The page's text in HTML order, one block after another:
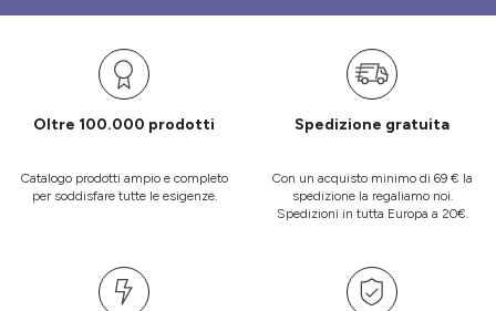
Oltre 100.000 prodotti
Catalogo prodotti ampio e completo
per soddisfare tutte le esigenze.
Spedizione gratuita
Con un acquisto minimo di 69 € la
spedizione la regaliamo noi.
Spedizioni in tutta Europa a 20€.